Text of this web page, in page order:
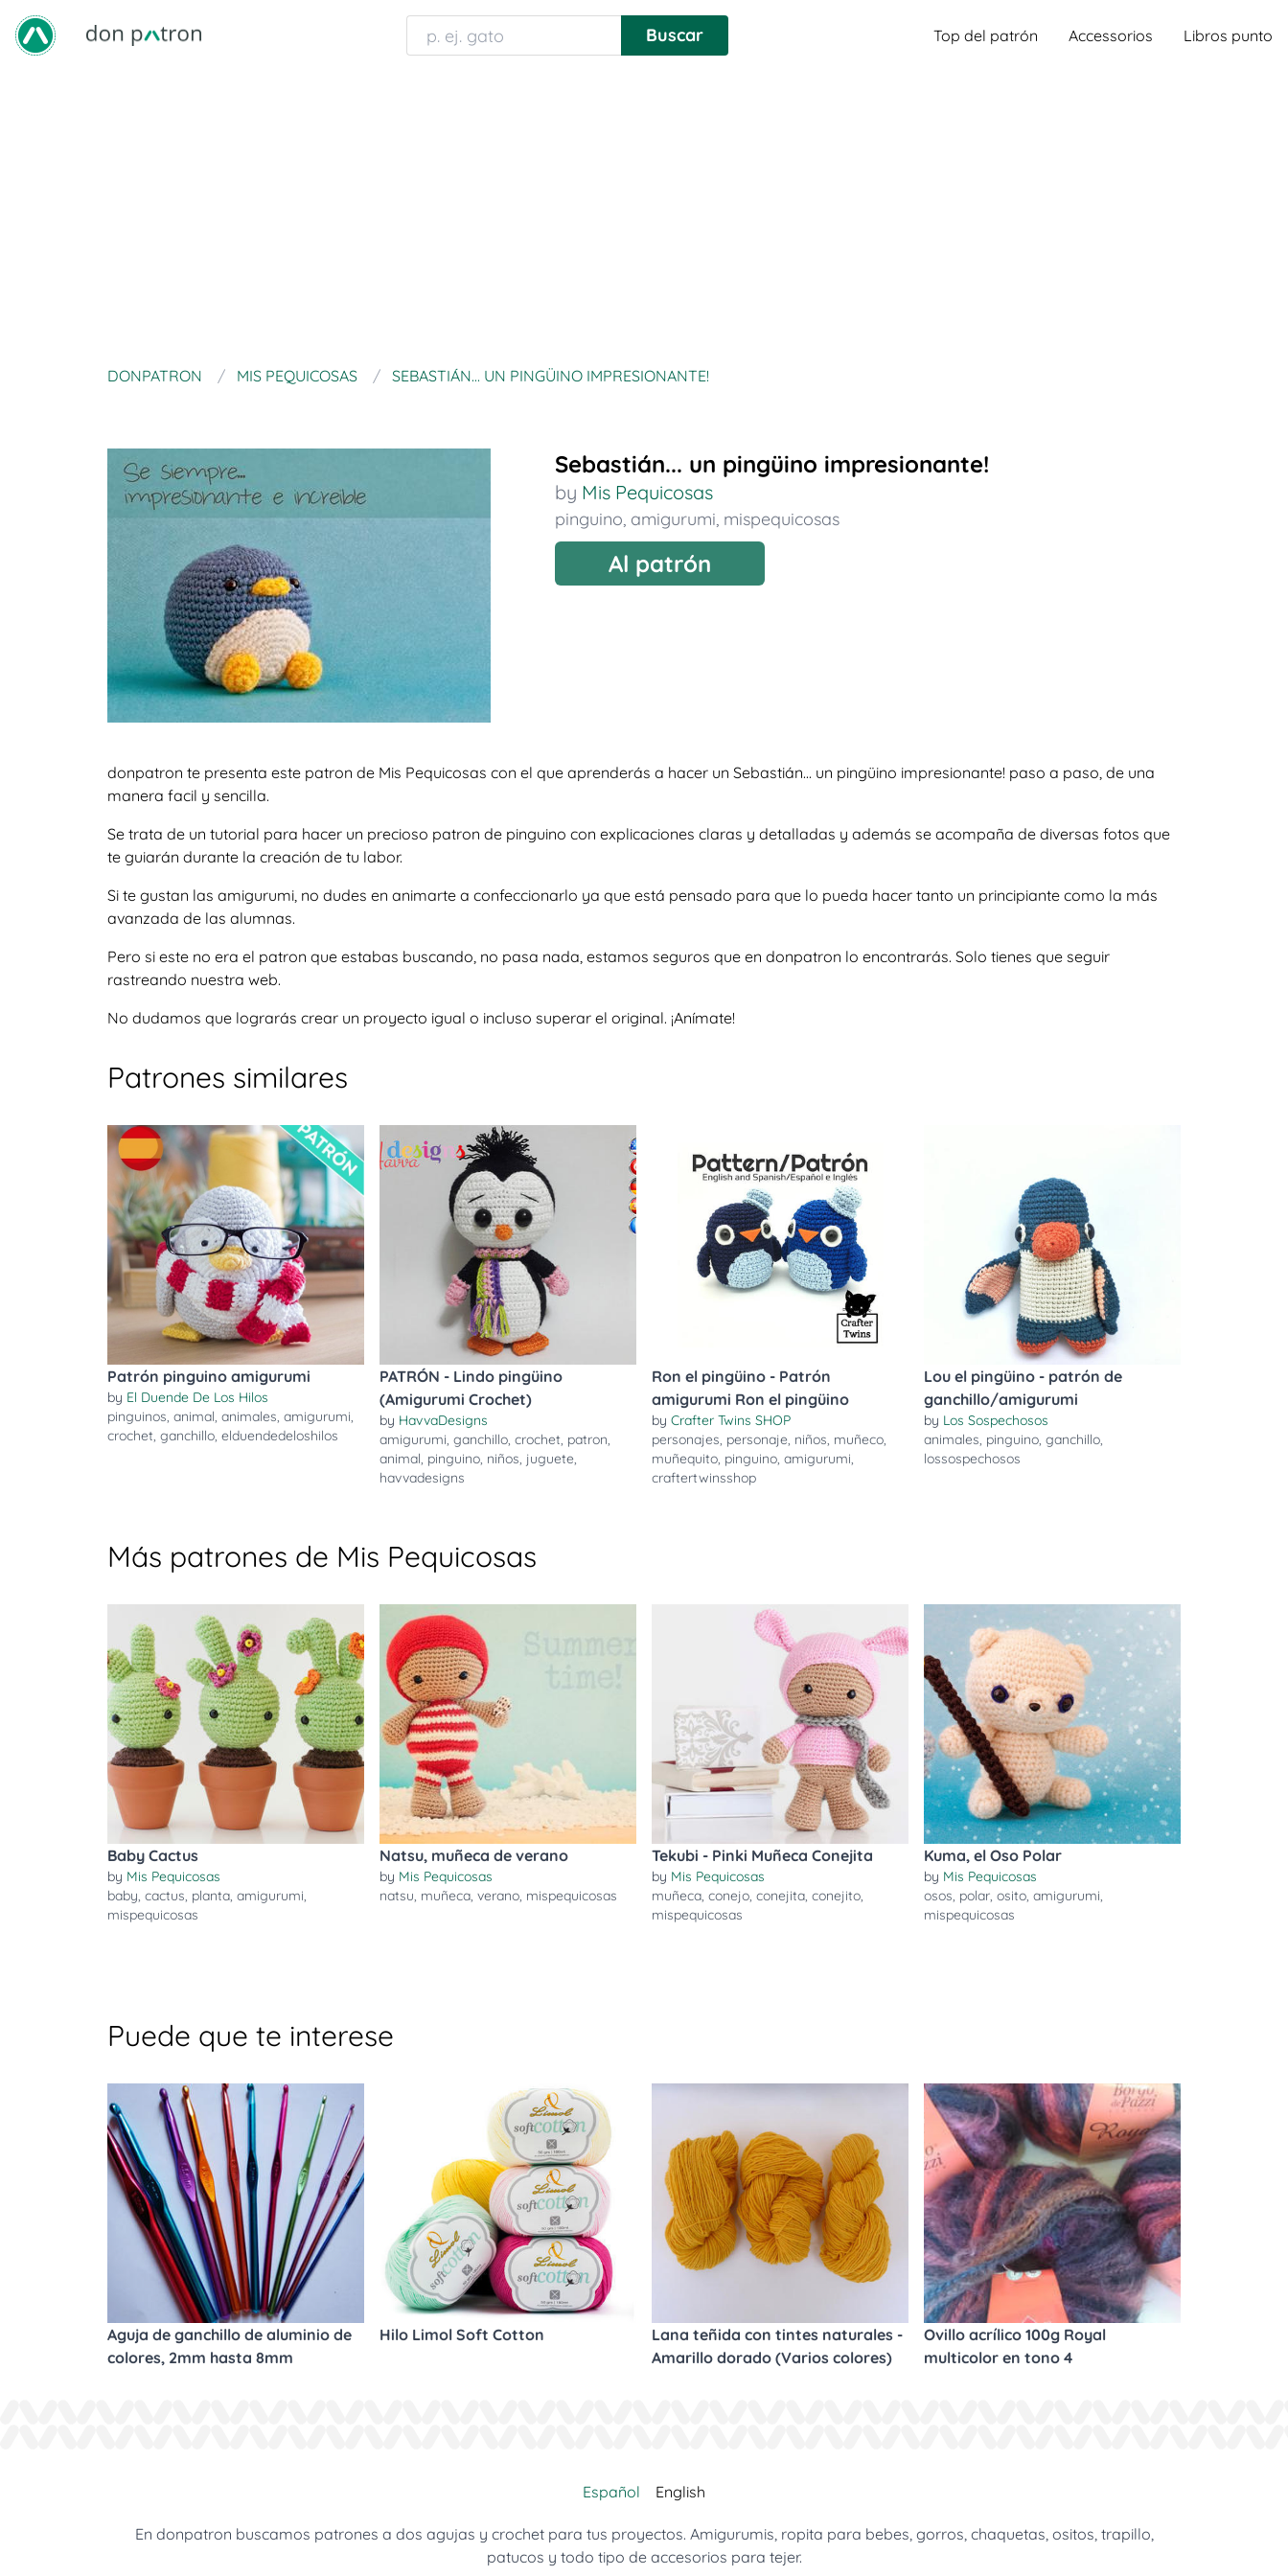
Top del patrón Accessorios Libros punto
DONPATRON MIS PEQUICOSAS SEBASTIÁN... UN PINGÜINO IMPRESIONANTE!
Sebastián... un pingüino impresionante!
by Mis Pequicosas
pinguino, amigurumi, mispequicosas
Al patrón
donpatron te presenta este patron de Mis Pequicosas con el que aprenderás a hacer un Sebastián... un pingüino impresionante! paso a paso, de una
manera facil y sencilla.
Se trata de un tutorial para hacer un precioso patron de pinguino con explicaciones claras y detalladas y además se acompaña de diversas fotos que
te guiarán durante la creación de tu labor.
Si te gustan las amigurumi, no dudes en animarte a confeccionarlo ya que está pensado para que lo pueda hacer tanto un principiante como la más
avanzada de las alumnas.
Pero si este no era el patron que estabas buscando, no pasa nada, estamos seguros que en donpatron lo encontrarás. Solo tienes que seguir
rastreando nuestra web.
No dudamos que lograrás crear un proyecto igual o incluso superar el original. ¡Anímate!
Patrones similares
Patrón pinguino amigurumi
by El Duende De Los Hilos
pinguinos, animal, animales, amigurumi,
crochet, ganchillo, elduendedeloshilos
PATRÓN - Lindo pingüino
(Amigurumi Crochet)
by HavvaDesigns
amigurumi, ganchillo, crochet, patron,
animal, pinguino, niños, juguete,
havvadesigns
Ron el pingüino - Patrón
amigurumi Ron el pingüino
by Crafter Twins SHOP
personajes, personaje, niños, muñeco,
muñequito, pinguino, amigurumi,
craftertwinsshop
Lou el pingüino - patrón de
ganchillo/amigurumi
by Los Sospechosos
animales, pinguino, ganchillo,
lossospechosos
Más patrones de Mis Pequicosas
Baby Cactus
by Mis Pequicosas
baby, cactus, planta, amigurumi,
mispequicosas
Natsu, muñeca de verano
by Mis Pequicosas
natsu, muñeca, verano, mispequicosas
Tekubi - Pinki Muñeca Conejita
by Mis Pequicosas
muñeca, conejo, conejita, conejito,
mispequicosas
Kuma, el Oso Polar
by Mis Pequicosas
osos, polar, osito, amigurumi,
mispequicosas
Puede que te interese
Aguja de ganchillo de aluminio de
colores, 2mm hasta 8mm
Hilo Limol Soft Cotton
Lana teñida con tintes naturales -
Amarillo dorado (Varios colores)
Ovillo acrílico 100g Royal
multicolor en tono 4
Español English
En donpatron buscamos patrones a dos agujas y crochet para tus proyectos. Amigurumis, ropita para bebes, gorros, chaquetas, ositos, trapillo,
patucos y todo tipo de accesorios para tejer.